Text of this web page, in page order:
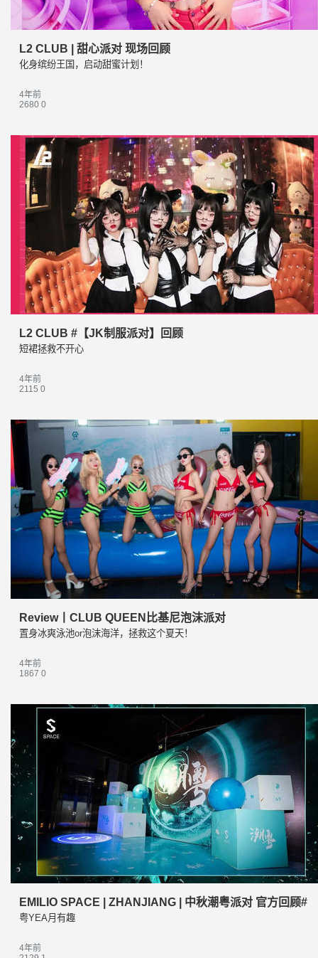
L2 CLUB | 甜心派对 现场回顾
化身缤纷王国，启动甜蜜计划！
4年前
2680 0
L2 CLUB #【JK制服派对】回顾
短裙拯救不开心
4年前
2115 0
Review丨CLUB QUEEN比基尼泡沫派对
置身冰爽泳池or泡沫海洋，拯救这个夏天！
4年前
1867 0
​EMILIO SPACE | ZHANJIANG | 中秋潮粤派对 官方回顾#
粤YEA月有趣
4年前